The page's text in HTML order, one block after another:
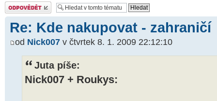
Odeslat odpověď
Re: Kde nakupovat - zahraničí
od Nick007 v čtvrtek 8. 1. 2009 22:12:10
Juta píše:
Nick007 + Roukys: